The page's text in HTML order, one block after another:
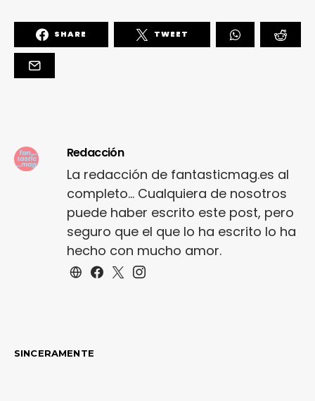
SHARE TWEET
Redacción
La redacción de fantasticmag.es al
completo... Cualquiera de nosotros
puede haber escrito este post, pero
seguro que el que lo ha escrito lo ha
hecho con mucho amor.
SINCERAMENTE